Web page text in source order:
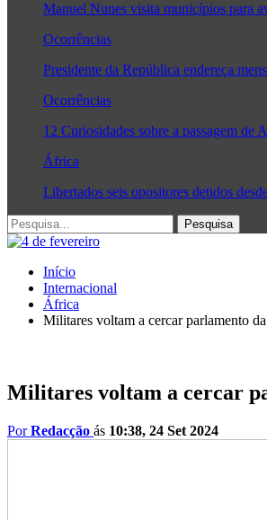
Manuel Nunes visita municípios para
Ocorrências
Presidente da República endereça
Ocorrências
12 Curiosidades sobre a passagem de
África
Libertados seis opositores detidos
Início
Internacional
África
Militares voltam a cercar parlamento
Militares voltam a cercar
PorRedacção ás 10:38, 24 Set 2024